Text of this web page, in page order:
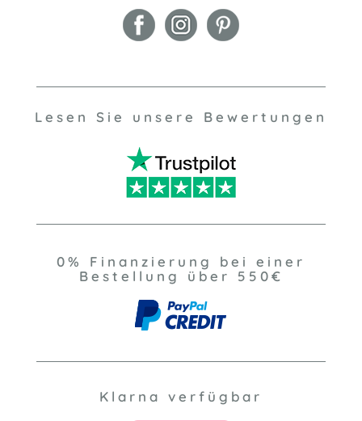
Lesen Sie unsere Bewertungen
0% Finanzierung bei einer
Bestellung über 550€
Klarna verfügbar